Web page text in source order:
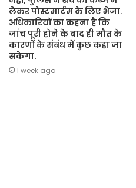
लेकर पोस्टमार्टम के लिए भेजा.
अधिकारियों का कहना है कि
जांच पूरी होने के बाद ही मौत के
कारणों के संबंध में कुछ कहा जा
सकेगा.
1 week ago